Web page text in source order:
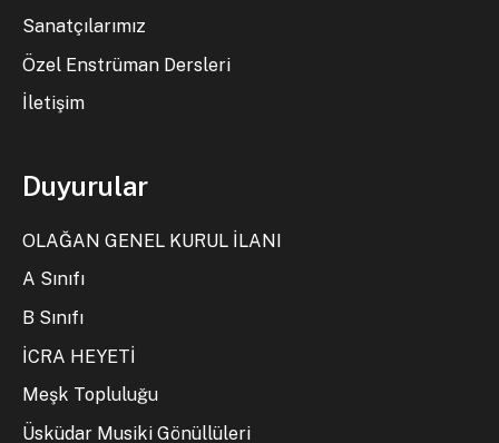
Sanatçılarımız
Özel Enstrüman Dersleri
İletişim
Duyurular
OLAĞAN GENEL KURUL İLANI
A Sınıfı
B Sınıfı
İCRA HEYETİ
Meşk Topluluğu
Üsküdar Musiki Gönüllüleri